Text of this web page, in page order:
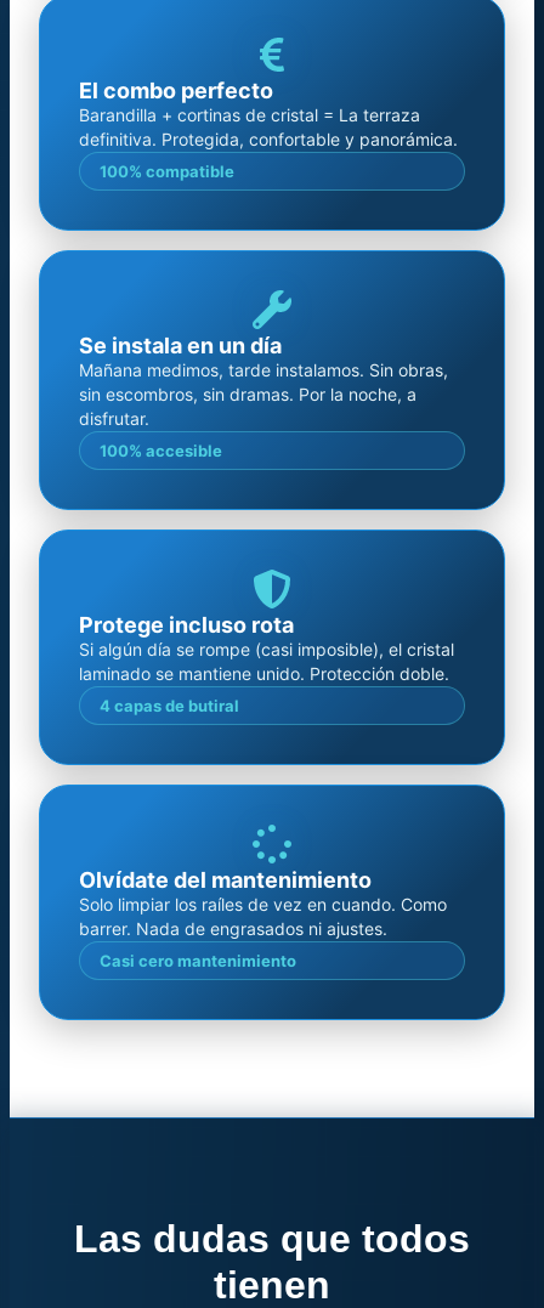
El combo perfecto
Barandilla + cortinas de cristal = La terraza
definitiva. Protegida, confortable y panorámica.
100% compatible
Se instala en un día
Mañana medimos, tarde instalamos. Sin obras,
sin escombros, sin dramas. Por la noche, a
disfrutar.
100% accesible
Protege incluso rota
Si algún día se rompe (casi imposible), el cristal
laminado se mantiene unido. Protección doble.
4 capas de butiral
Olvídate del mantenimiento
Solo limpiar los raíles de vez en cuando. Como
barrer. Nada de engrasados ni ajustes.
Casi cero mantenimiento
Las dudas que todos
tienen